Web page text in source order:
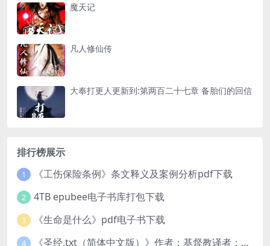
魔天记
凡人修仙传
大奉打更人更新到:第两百二十七章 备胎们的回信
排行榜展示
1 《工伤保险条例》条文释义及案例分析pdf下载
2 4TB epubee电子书库打包下载
3 《生命是什么》pdf电子书下载
4 《圣经.txt（简体中文版）》作者：基督教译者：中国基督教协会